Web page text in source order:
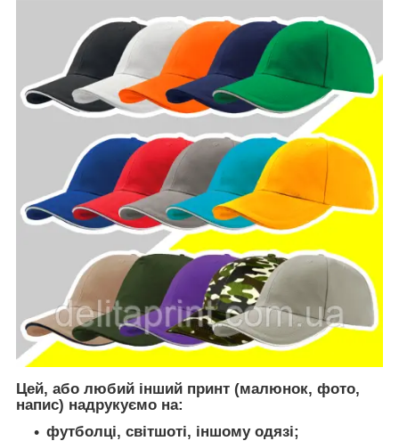
Цей, або любий інший принт (малюнок, фото,
напис) надрукуємо на:
футболці, світшоті, іншому одязі;